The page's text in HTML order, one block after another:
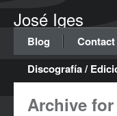
José Iges
Blog Contact
Discografía /
Archive for